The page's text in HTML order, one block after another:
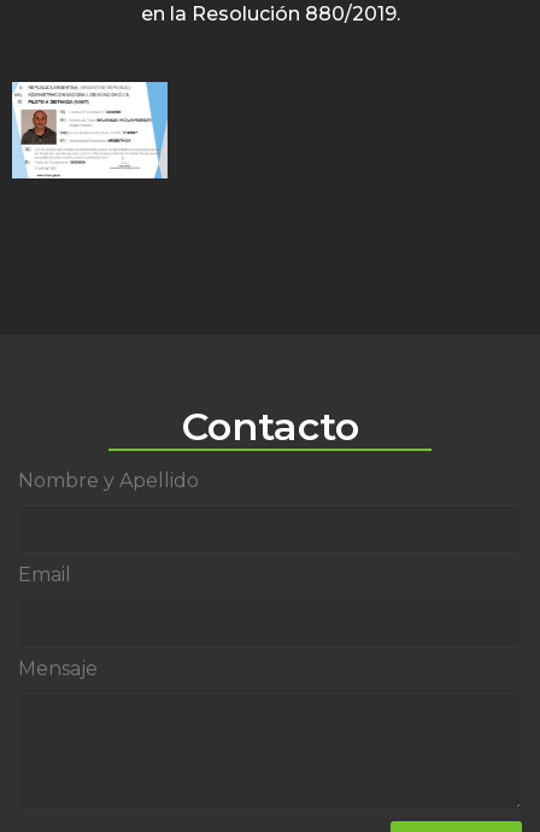
en la Resolución 880/2019.
Contacto
Nombre y Apellido
Email
Mensaje